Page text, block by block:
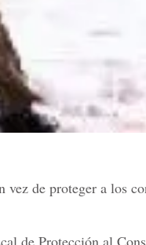
vez de proteger a los
de Protección al